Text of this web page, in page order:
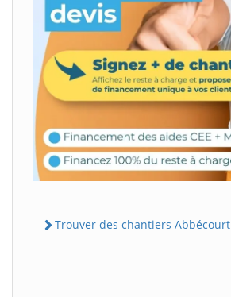
Trouver des chantiers Abbécourt